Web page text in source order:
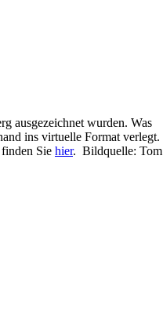
ausgezeichnet wurden. Was
ins virtuelle Format verlegt.
Sie hier. Bildquelle: Tom